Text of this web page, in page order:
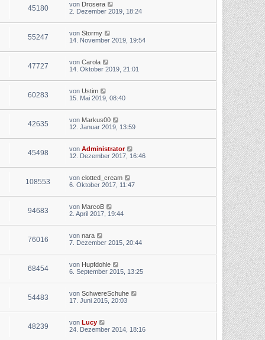
45180 von Drosera
2. Dezember 2019, 18:24
55247 von Stormy
14. November 2019, 19:54
47727 von Carola
14. Oktober 2019, 21:01
60283 von Ustim
15. Mai 2019, 08:40
42635 von Markus00
12. Januar 2019, 13:59
45498 von Administrator
12. Dezember 2017, 16:46
108553 von clotted_cream
6. Oktober 2017, 11:47
94683 von MarcoB
2. April 2017, 19:44
76016 von nara
7. Dezember 2015, 20:44
68454 von Hupfdohle
6. September 2015, 13:25
54483 von SchwereSchuhe
17. Juni 2015, 20:03
48239 von Lucy
24. Dezember 2014, 18:16